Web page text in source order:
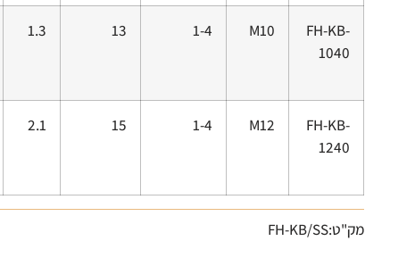
FH-KB-
1040
M10
1-4
13
1.3
FH-KB-
1240
M12
1-4
15
2.1
מק"ט:FH-KB/SS